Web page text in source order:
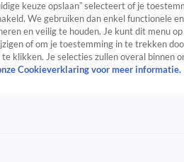
keuze opslaan” selecteert of je
We gebruiken dan enkel functionele
en veilig te houden. Je kunt dit menu
of om je toestemming in te trekken
klikken. Je selecties zullen overal binnen
Cookieverklaring voor meer informatie.